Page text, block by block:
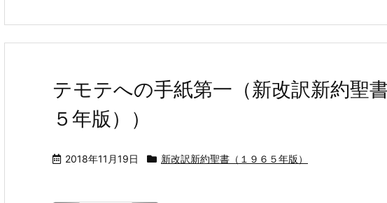
テモテへの手紙第一（新改訳新約聖
５年版））
2018年11月19日 新改訳新約聖書（１９６５年版）